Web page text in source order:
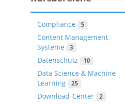
Compliance 5
Content Management
Systeme
3
Datenschutz 10
Data Science & Machine
Learning
25
Download-Center 2